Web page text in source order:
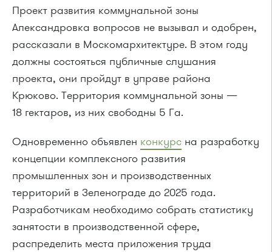
Проект развития коммунальной зоны
Александровка вопросов не вызывал и одобрен,
рассказали в Москомархитектуре. В этом году
должны состояться публичные слушания
проекта, они пройдут в управе района
Крюково. Территория коммунальной зоны —
18 гектаров, из них свободны 5 Га.
Одновременно объявлен конкурс на разработку
концепции комплексного развития
промышленных зон и производственных
территорий в Зеленограде до 2025 года.
Разработчикам необходимо собрать статистику
занятости в производственной сфере,
распределить места приложения труда